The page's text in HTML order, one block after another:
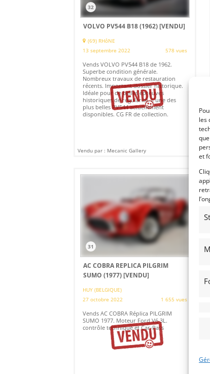
les
et
32
VOLVO PV544 B18 (1962)[VENDU]
(69) RHôNE
13 septembre 2022
578 vues
Vends VOLVO PV544 B18 de 1962.
Superbe condition générale.
Nombreux travaux de restauration
récents. Important dossier historique.
Idéale pour de belles épreuves
historiques de régularité. L’une des
plus belles PV544 actuellement
disponibles. CG FR de collection.
Vendu par : Mecanic Gallery
31
AC COBRA REPLICA PILGRIM
SUMO (1977)[VENDU]
HUY (BELGIQUE)
27 octobre 2022
1 655 vues
Vends AC COBRA Réplica PILGRIM
SUMO 1977. Moteur Ford V6 3L.
contrôle technique et Car-Pass